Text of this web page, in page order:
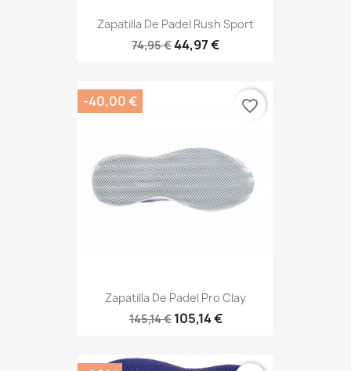
Zapatilla De Padel Rush Sport
74,95 €44,97 €
Zapatilla De Padel Pro Clay
145,14 € 105,14 €
-40,00 € favorite_border